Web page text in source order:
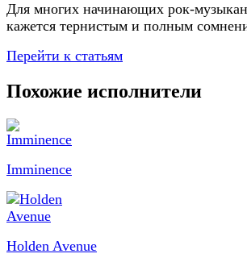
Для многих начинающих рок-
кажется тернистым и полным
Перейти к статьям
Похожие исполнители
Imminence
Holden Avenue